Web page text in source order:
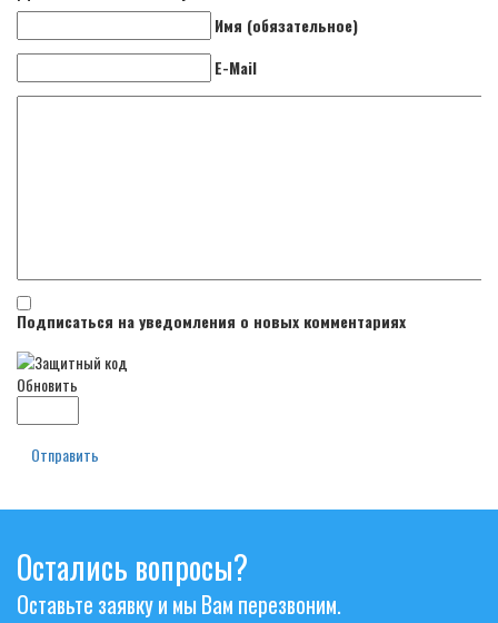
Имя (обязательное)
E-Mail
Подписаться на уведомления о новых комментариях
Обновить
Отправить
Остались вопросы?
Оставьте заявку и мы Вам перезвоним.